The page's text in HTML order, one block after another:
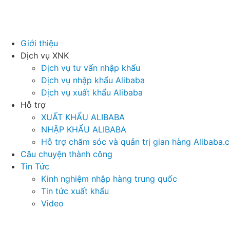
Giới thiệu
Dịch vụ XNK
Dịch vụ tư vấn nhập khẩu
Dịch vụ nhập khẩu Alibaba
Dịch vụ xuất khẩu Alibaba
Hỗ trợ
XUẤT KHẨU ALIBABA
NHẬP KHẨU ALIBABA
Hỗ trợ chăm sóc và quản trị gian hàng
Câu chuyện thành công
Tin Tức
Kinh nghiệm nhập hàng trung quốc
Tin tức xuất khẩu
Video